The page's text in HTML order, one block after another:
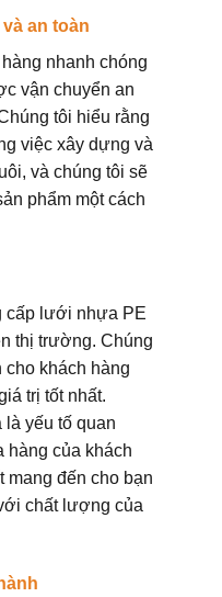
an toàn
nhanh chóng
vận chuyển an
tôi hiểu rằng
việc xây dựng và
và chúng tôi sẽ
phẩm một cách
cấp lưới nhựa PE
thị trường. Chúng
khách hàng
trị tốt nhất.
là yếu tố quan
hàng của khách
mang đến cho bạn
chất lượng của